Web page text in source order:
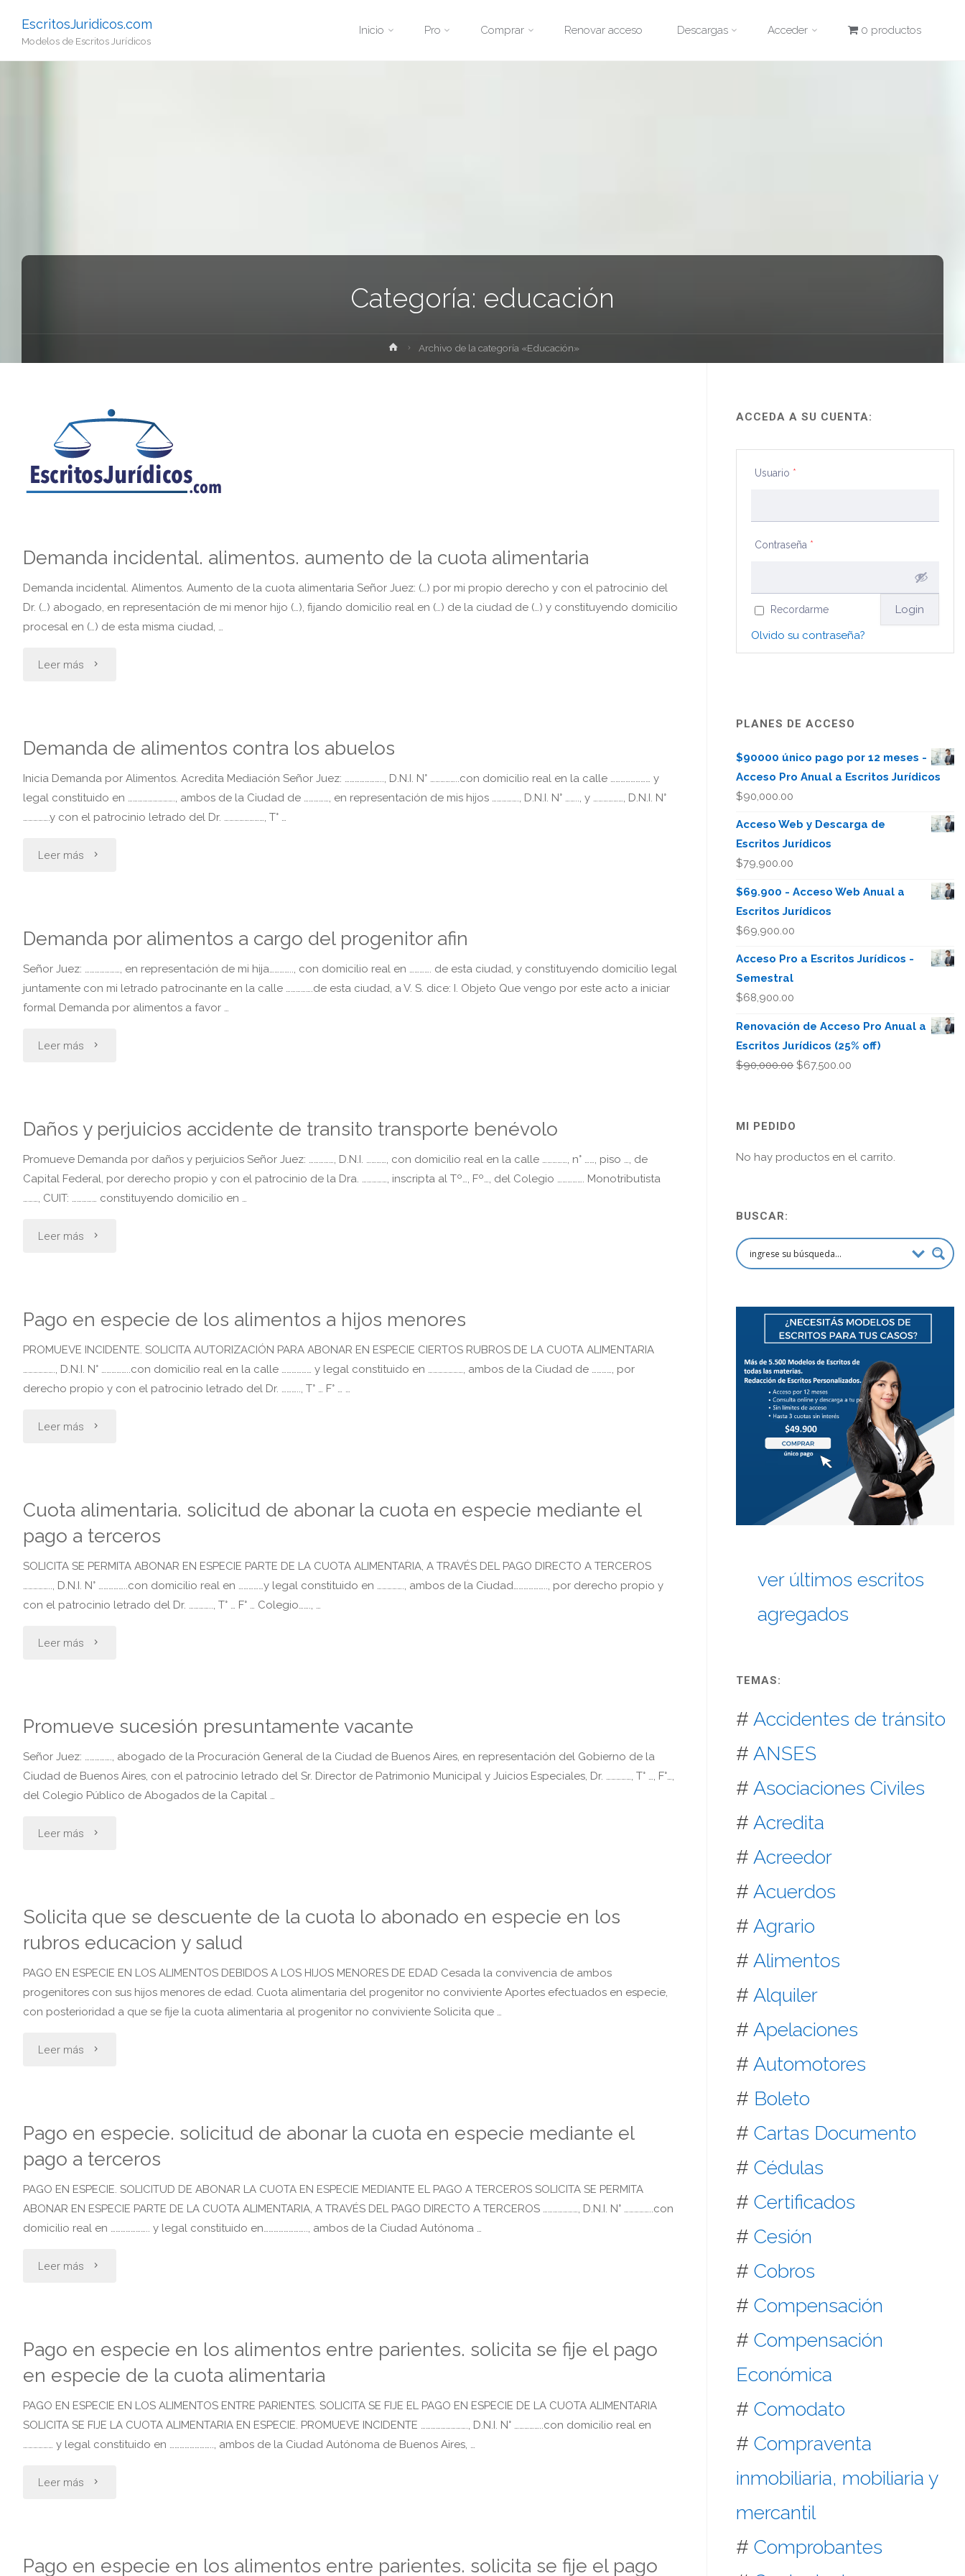
EscritosJuridicos.com
Modelos de Escritos Jurídicos
Inicio Pro Comprar Renovar acceso Descargas Acceder 0 productos
Categoría: educación
InicioArchivo de la categoría «Educación»
Demanda incidental. alimentos. aumento de la cuota alimentaria
Demanda incidental. Alimentos. Aumento de la cuota alimentaria Señor Juez: (…) por mi propio derecho y con el patrocinio del
Dr. (…) abogado, en representación de mi menor hijo (…), fijando domicilio real en (…) de la ciudad de (…) y constituyendo domicilio
procesal en (…) de esta misma ciudad, …
Leer más "Demanda
de
la
cuota
Demanda de alimentos contra los abuelos
Inicia Demanda por Alimentos. Acredita Mediación Señor Juez: ………………….., D.N.I. N° ……………..con domicilio real en la calle …………………… y
legal constituido en ………………………., ambos de la Ciudad de ……………, en representación de mis hijos ……………., D.N.I. N° …….., y ………………, D.N.I. N°
…………….y con el patrocinio letrado del Dr. ……………………, T° …
Leer más "Demanda
contra
abuelos"
Demanda por alimentos a cargo del progenitor afin
Señor Juez: …………………, en representación de mi hija………….., con domicilio real en …………. de esta ciudad, y constituyendo domicilio legal
juntamente con mi letrado patrocinante en la calle …………….de esta ciudad, a V. S. dice: I. Objeto Que vengo por este acto a iniciar
formal Demanda por alimentos a favor …
Leer más "Demanda
a
cargo
del
progenitor
Daños y perjuicios accidente de transito transporte benévolo
Promueve Demanda por daños y perjuicios Señor Juez: ……………, D.N.I. …………, con domicilio real en la calle ……………, n° ……, piso …, de
Capital Federal, por derecho propio y con el patrocinio de la Dra. ……………, inscripta al Tº…, Fº…, del Colegio ……………. Monotributista
………, CUIT: …………… constituyendo domicilio en …
Leer más "Daños
accidente
de
transito
transporte
Pago en especie de los alimentos a hijos menores
PROMUEVE INCIDENTE. SOLICITA AUTORIZACIÓN PARA ABONAR EN ESPECIE CIERTOS RUBROS DE LA CUOTA ALIMENTARIA
………………., D.N.I. N° ……………..con domicilio real en la calle ……………… y legal constituido en …………………, ambos de la Ciudad de …………, por
derecho propio y con el patrocinio letrado del Dr. ……….., T° … F° … …
Leer más "Pago
alimentos
Cuota alimentaria. solicitud de abonar la cuota en especie mediante el
pago a terceros
SOLICITA SE PERMITA ABONAR EN ESPECIE PARTE DE LA CUOTA ALIMENTARIA, A TRAVÉS DEL PAGO DIRECTO A TERCEROS
…………….., D.N.I. N° ……………..con domicilio real en ……………y legal constituido en ……………., ambos de la Ciudad……………….., por derecho propio y
con el patrocinio letrado del Dr. ………….., T° … F° … Colegio……., …
Leer más "Cuota
abonar
la
cuota
mediante
pago
Promueve sucesión presuntamente vacante
Señor Juez: ……………., abogado de la Procuración General de la Ciudad de Buenos Aires, en representación del Gobierno de la
Ciudad de Buenos Aires, con el patrocinio letrado del Sr. Director de Patrimonio Municipal y Juicios Especiales, Dr. ……………, T° …, F°…,
del Colegio Público de Abogados de la Capital …
Leer más "Promueve
vacante"
Solicita que se descuente de la cuota lo abonado en especie en los
rubros educacion y salud
PAGO EN ESPECIE EN LOS ALIMENTOS DEBIDOS A LOS HIJOS MENORES DE EDAD Cesada la convivencia de ambos
progenitores con sus hijos menores de edad. Cuota alimentaria del progenitor no conviviente Aportes efectuados en especie,
con posterioridad a que se fije la cuota alimentaria al progenitor no conviviente Solicita que …
Leer más "Solicita
descuente
la
especie
en
salud"
Pago en especie. solicitud de abonar la cuota en especie mediante el
pago a terceros
PAGO EN ESPECIE. SOLICITUD DE ABONAR LA CUOTA EN ESPECIE MEDIANTE EL PAGO A TERCEROS SOLICITA SE PERMITA
ABONAR EN ESPECIE PARTE DE LA CUOTA ALIMENTARIA, A TRAVÉS DEL PAGO DIRECTO A TERCEROS …………………, D.N.I. N° ……………..con
domicilio real en ………………….. y legal constituido en…………………….., ambos de la Ciudad Autónoma …
Leer más "Pago
solicitud
abonar
Pago en especie en los alimentos entre parientes. solicita se fije el pago
en especie de la cuota alimentaria
PAGO EN ESPECIE EN LOS ALIMENTOS ENTRE PARIENTES. SOLICITA SE FIJE EL PAGO EN ESPECIE DE LA CUOTA ALIMENTARIA
SOLICITA SE FIJE LA CUOTA ALIMENTARIA EN ESPECIE. PROMUEVE INCIDENTE ………………………., D.N.I. N° ……………..con domicilio real en
……………… y legal constituido en …………………….., ambos de la Ciudad Autónoma de Buenos Aires, …
Leer más "Pago
Pago en especie en los alimentos entre parientes. solicita se fije el pago
ACCEDA A SU CUENTA:
Usuario *
Contraseña *
Recordarme
Olvido su contraseña?
PLANES DE ACCESO
$90000 único pago por 12 meses -
Acceso Pro Anual a Escritos Jurídicos
$90,000.00
Acceso Web y Descarga de
Escritos Jurídicos
$79,900.00
$69.900 - Acceso Web Anual a
Escritos Jurídicos
$69,900.00
Acceso Pro a Escritos Jurídicos -
Semestral
$68,900.00
Renovación de Acceso Pro Anual a
Escritos Jurídicos (25% off)
$90,000.00 El
$67,500.00
MI PEDIDO
No hay productos en el carrito.
BUSCAR:
ver últimos escritos
agregados
TEMAS:
# Accidentes de tránsito
# ANSES
# Asociaciones Civiles
# Acredita
# Acreedor
# Acuerdos
# Agrario
# Alimentos
# Alquiler
# Apelaciones
# Automotores
# Boleto
#Cartas Documento
#Cédulas
#Certificados
#Cesión
#Cobros
#Compensación
#Compensación
Económica
#Comodato
#Compraventa
inmobiliaria, mobiliaria y
mercantil
#Comprobantes